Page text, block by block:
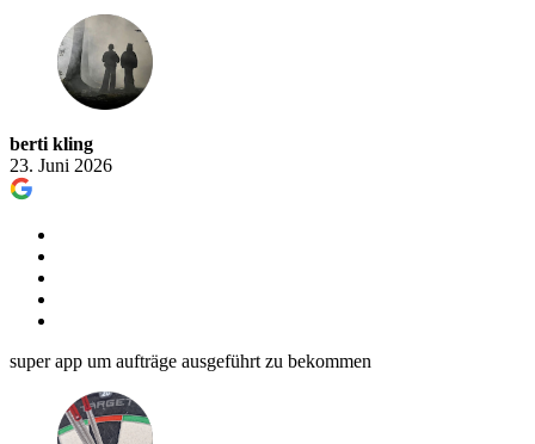
berti kling
23. Juni 2026
super app um aufträge ausgeführt zu bekommen